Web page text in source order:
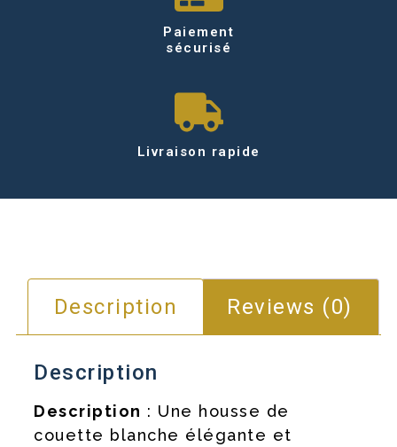
Paiement
sécurisé
Livraison rapide
Description Reviews (0)
Description
Description : Une housse de
couette blanche élégante et